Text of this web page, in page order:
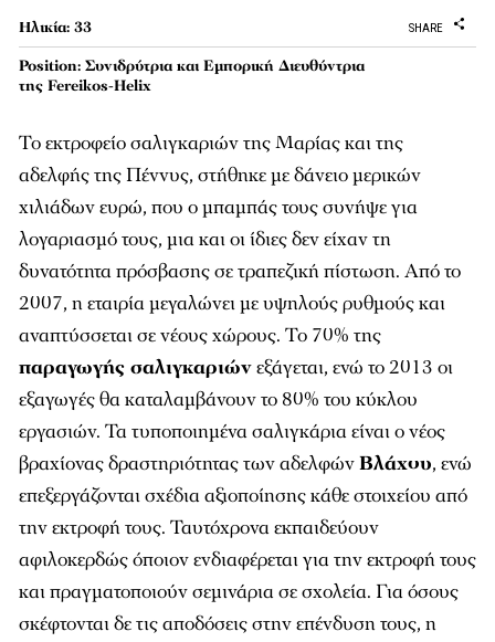
SHARE
Ηλικία: 33
Position: Συνιδρύτρια και Εμπορική Διευθύντρια
της Fereikos-Helix
Το εκτροφείο σαλιγκαριών της Μαρίας και της
αδελφής της Πέννυς, στήθηκε με δάνειο μερικών
χιλιάδων ευρώ, που ο μπαμπάς τους συνήψε για
λογαριασμό τους, μια και οι ίδιες δεν είχαν τη
δυνατότητα πρόσβασης σε τραπεζική πίστωση. Από το
2007, η εταιρία μεγαλώνει με υψηλούς ρυθμούς και
αναπτύσσεται σε νέους χώρους. Το 70% της
παραγωγής σαλιγκαριώνεξάγεται, ενώ το 2013 οι
εξαγωγές θα καταλαμβάνουν το 80% του κύκλου
εργασιών. Τα τυποποιημένα σαλιγκάρια είναι ο νέος
βραχίονας δραστηριότητας των αδελφώνΒλάχου, ενώ
επεξεργάζονται σχέδια αξιοποίησης κάθε στοιχείου από
την εκτροφή τους. Ταυτόχρονα εκπαιδεύουν
αφιλοκερδώς όποιον ενδιαφέρεται για την εκτροφή τους
και πραγματοποιούν σεμινάρια σε σχολεία. Για όσους
σκέφτονται δε τις αποδόσεις στην επένδυση τους, η